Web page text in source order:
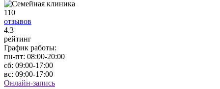
110
отзывов
4.3
рейтинг
График работы:
пн-пт: 08:00-20:00
сб: 09:00-17:00
вс: 09:00-17:00
Онлайн-запись